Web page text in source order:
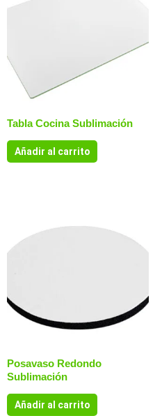
Tabla Cocina Sublimación
Añadir al carrito
Posavaso Redondo
Sublimación
Añadir al carrito